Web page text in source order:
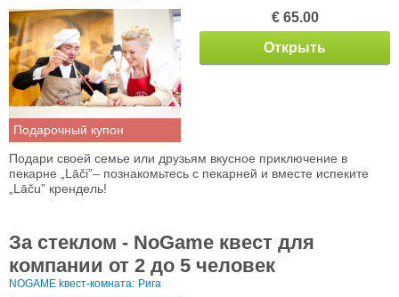
Подарочный купон
€ 65.00
Открыть
Подари своей семье или друзьям вкусное приключение в
пекарне „Lāči”– познакомьтесь с пекарней и вместе испеките
„Lāču” крендель!
За стеклом - NoGame квест для
компании от 2 до 5 человек
NOGAME kвест-комната: Рига